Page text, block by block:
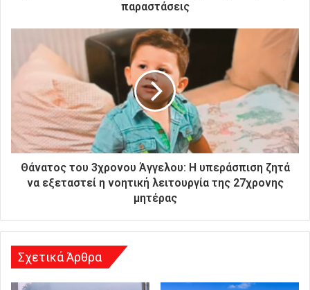
α
ε
η
παραστάσεις
Θάνατος του 3χρονου Άγγελου: Η υπεράσπιση ζητά
να εξεταστεί η νοητική λειτουργία της 27χρονης
μητέρας
Σχετικά Άρθρα